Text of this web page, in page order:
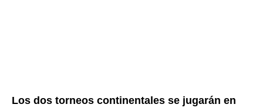
Los dos torneos continentales se jugarán en